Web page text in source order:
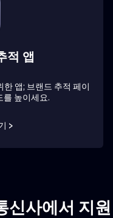
적 앱
앱; 브랜드 추적 페이
를 높이세요.
>
신사에서 지원